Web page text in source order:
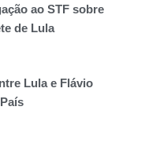
ao STF sobre
de Lula
Lula e Flávio